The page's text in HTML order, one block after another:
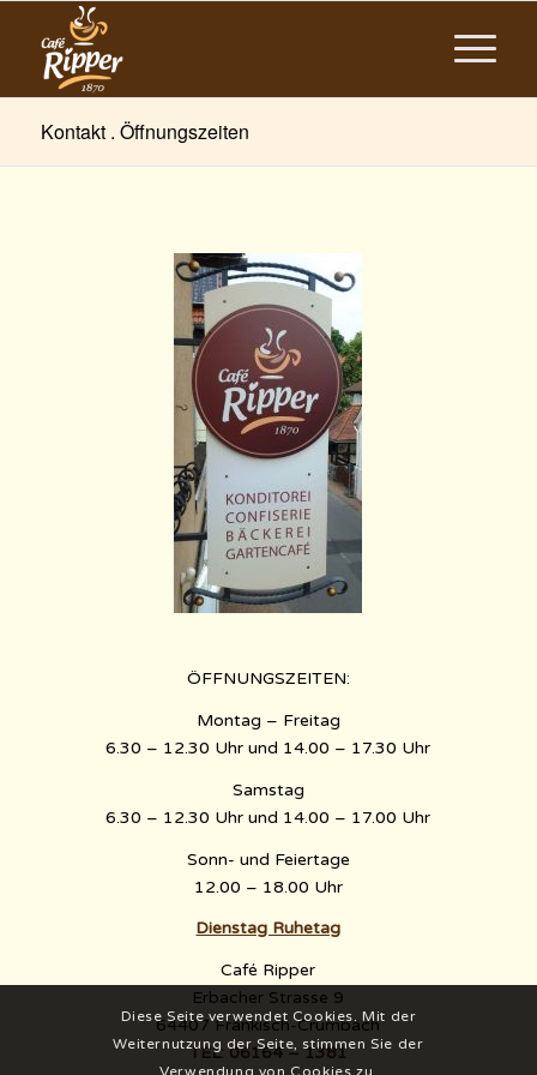
Kontakt . Öffnungszeiten
ÖFFNUNGSZEITEN:
Montag – Freitag
6.30 – 12.30 Uhr und 14.00 – 17.30 Uhr
Samstag
6.30 – 12.30 Uhr und 14.00 – 17.00 Uhr
Sonn- und Feiertage
12.00 – 18.00 Uhr
Dienstag Ruhetag
Café Ripper
Erbacher Strasse 9
64407 Fränkisch-Crumbach
TEL: 06164 – 1381
Diese Seite verwendet Cookies. Mit der
Weiternutzung der Seite, stimmen Sie der